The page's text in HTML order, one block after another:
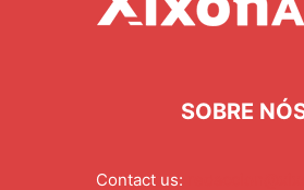
SOBRE
Contact us: